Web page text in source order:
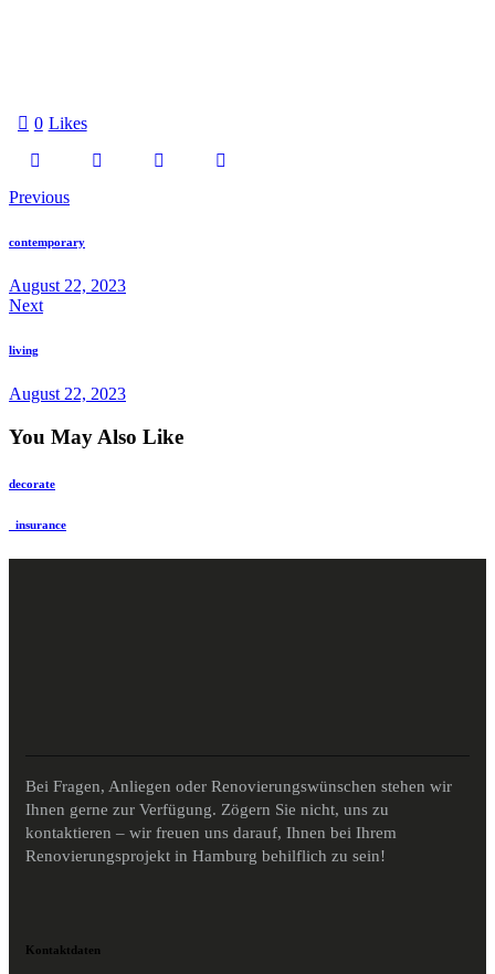
0 Likes
Previous
contemporary
August 22, 2023
Next
living
August 22, 2023
You May Also Like
decorate
_insurance
Bei Fragen, Anliegen oder Renovierungswünschen stehen wir
Ihnen gerne zur Verfügung. Zögern Sie nicht, uns zu
kontaktieren – wir freuen uns darauf, Ihnen bei Ihrem
Renovierungsprojekt in Hamburg behilflich zu sein!
Kontaktdaten